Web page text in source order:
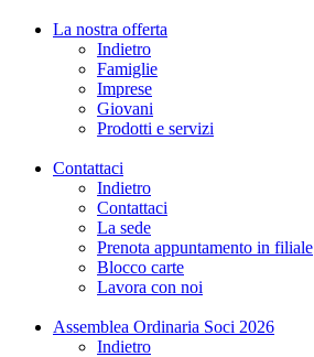
La nostra offerta
Indietro
Famiglie
Imprese
Giovani
Prodotti e servizi
Contattaci
Indietro
Contattaci
La sede
Prenota appuntamento in filiale
Blocco carte
Lavora con noi
Assemblea Ordinaria Soci 2026
Indietro